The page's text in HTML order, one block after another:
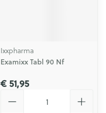
Ixxpharma
Examixx Tabl 90 Nf
€ 51,95